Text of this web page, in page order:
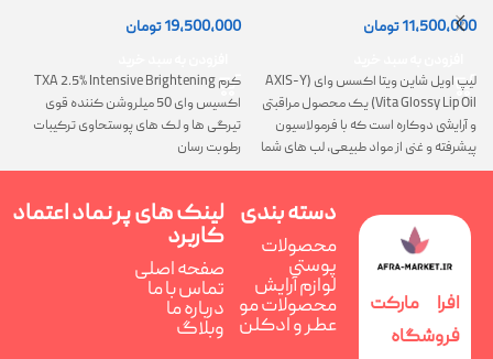
11,500,000تومان
لیپ اویل شاین ویتا اکسس وای (AXIS-Y
Vita Glossy Lip Oil) یک محصول مراقبتی
و آرایشی دوکاره است که با فرمولاسیون
پیشرفته و غنی از مواد طبیعی، لب های شما
را همزمان ترمیم، تغذیه و فوق العاده
19,500,000تومان
کرم TXA 2.5% Intensive Brightening
اکسیس وای 50 میلروشن کننده قوی
تیرگی ها و لک های پوستحاوی ترکیبات
رطوبت رسان
افرا مارکت
فروشگاه
دسته بندی
محصولات
پوستی
لوازم آرایش
محصولات مو
عطر و ادکلن
لینک های پر
کاربرد
صفحه اصلی
تماس با ما
درباره ما
وبلاگ
نماد اعتماد